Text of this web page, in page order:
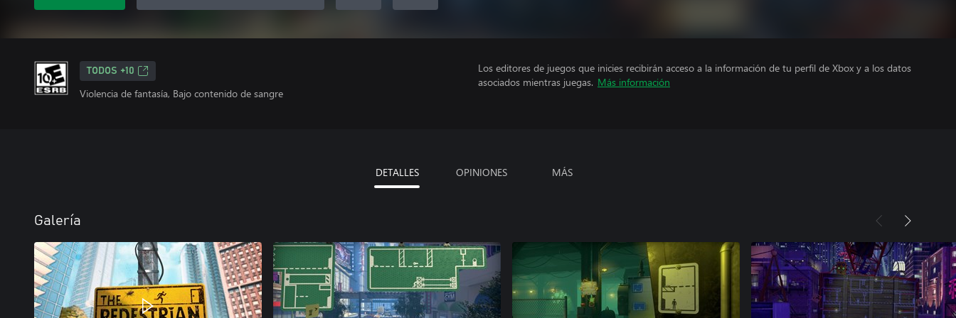
TODOS +10
Violencia de fantasía, Bajo contenido de sangre
Los editores de juegos que inicies recibirán acceso a la información de tu perfil de Xbox y a los datos
asociados mientras juegas. Más información
DETALLES OPINIONES MÁS
Galería